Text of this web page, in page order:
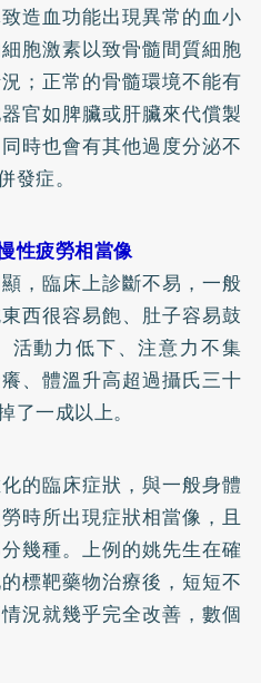
造血功能出現異常的血小
胞激素以致骨髓間質細胞
；正常的骨髓環境不能有
官如脾臟或肝臟來代償製
時也會有其他過度分泌不
發症。
性疲勞相當像
，臨床上診斷不易，一般
西很容易飽、肚子容易鼓
活動力低下、注意力不集
、體溫升高超過攝氏三十
了一成以上。
的臨床症狀，與一般身體
時所出現症狀相當像，且
幾種。上例的姚先生在確
標靶藥物治療後，短短不
況就幾乎完全改善，數個